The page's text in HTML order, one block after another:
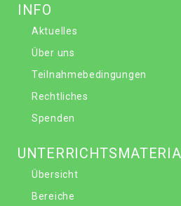
INFO
Aktuelles
Über uns
Teilnahmebedingungen
Rechtliches
Spenden
Übersicht
Bereiche